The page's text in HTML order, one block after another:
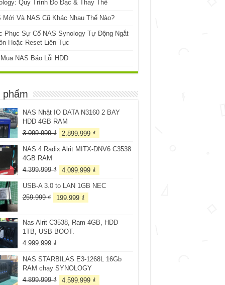
Quy Trình Đo Đạc & Thay Thế
Mới Và NAS Cũ Khác Nhau Thế Nào?
Phục Sự Cố NAS Synology Tự Động Ngắt
Hoặc Reset Liên Tục
NAS Báo Lỗi HDD
phẩm
NAS Nhật IO DATA N3160 2 BAY
HDD 4GB RAM
3.099.999₫
Giá
là:
2.899.999 ₫
tại
NAS 4 Radix Alrit MITX-DNV6 C3538
4GB RAM
4.399.999₫
Giá
là:
4.399.999 ₫.
4.099.999 ₫
tại
USB-A 3.0 to LAN 1GB NEC
259.999₫
Giá
259.999 ₫.
199.999 ₫
là:
Nas Alrit C3538, Ram 4GB, HDD
1TB, USB BOOT.
4.999.999 ₫
NAS STARBILAS E3-1268L 16Gb
RAM chạy SYNOLOGY
4.899.999₫
Giá
4.599.999 ₫